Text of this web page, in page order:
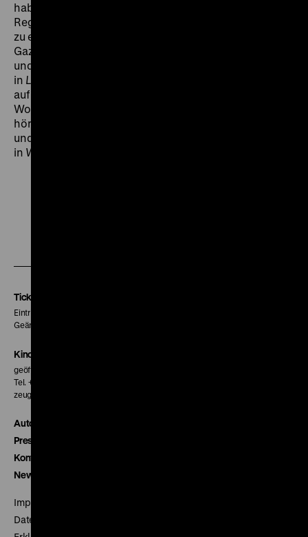
habe, wollen wissen, ob er gewissermaßen ins selbe
Register der Fiktion gehört wie sie – macht ihn letztlich
zu einem einsamen Schauspieler. Als wäre da eine
Gaze, die ihn von der Wirklichkeit der anderen trennt,
und das nicht nur bei einer so ‚ausgedachten’ Figur wie
in La Ronde
auf andere zu antworten, hört er sich sprechen. Jedes
Wort probiert er, schmeckt es ab, ironisiert jeden Satz,
hört ihn klingen, glaubt ihn erst, wenn er zurückkommt,
und auch dann nur zur Hälfte.“ (Christoph Hochhäusler
in Wohlbrück & Walbrook
Tickets
Eintritt 5 €
Geänderte Preise sind im Programm vermerkt.
Kinokasse
geöffnet 30 Minuten vor Beginn der ersten Vorstellung
Tel. + 49 30 20304-770
zeughauskino@dhm.de
Autor*innen
Presse
Kontakt
Newsletter
Impressum
Datenschutz